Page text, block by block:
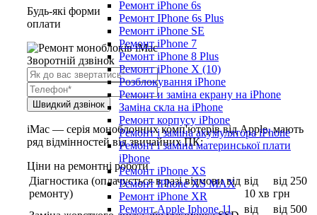
Ремонт iPhone 6s
Ремонт IPhone 6s Plus
Ремонт iPhone SE
Ремонт iPhone 7
Ремонт iPhone 8 Plus
Ремонт iPhone X (10)
Розблокування iPhone
Ремонт и заміна екрану на iPhone
Заміна скла на iPhone
Ремонт корпусу iPhone
Ремонт і заміна акумулятора iPhone
Ремонт і заміна материнської плати
iPhone
Ремонт iPhone XS
Ремонт iPhone XS MAX
Ремонт iPhone XR
Ремонт Apple Iphone 11
Будь-які форми
оплати
Зворотній дзвінок
iMac — серія моноблочних комп'ютерів від Apple, мають
ряд відмінностей від звичайних ПК:
Ціни на ремонтні роботи
Діагностика (оплачується в разі відмови від
ремонту)
від
10 хв
від 250
грн
від
від 500